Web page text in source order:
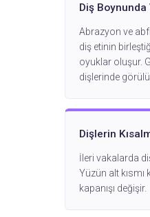
Diş
Abrazyon ve
diş etinin
oyuklar oluşur.
dişlerinde
Dişlerin
İleri vakalarda
Yüzün alt
kapanışı değişir.